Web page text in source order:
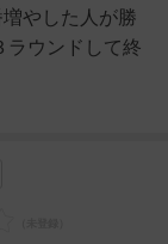
やした人が勝
ラウンドして終